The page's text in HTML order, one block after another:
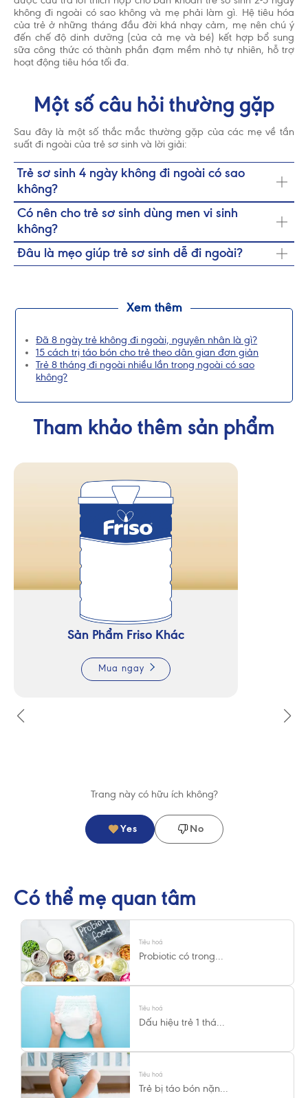
không đi ngoài có sao không và mẹ phải làm gì. Hệ tiêu hóa
của trẻ ở những tháng đầu đời khá nhạy cảm, mẹ nên chú ý
đến chế độ dinh dưỡng (của cả mẹ và bé) kết hợp bổ sung
sữa công thức có thành phần đạm mềm nhỏ tự nhiên, hỗ trợ
hoạt động tiêu hóa tối đa.
Một số câu hỏi thường gặp
Sau đây là một số thắc mắc thường gặp của các mẹ về tần
suất đi ngoài của trẻ sơ sinh và lời giải:
Trẻ sơ sinh 4 ngày không đi ngoài có sao
không?
Nếu trẻ sinh đã 4 ngày không đi ngoài nhưng bụng không
bị căng cứng, vẫn tăng cân và ăn ngủ tốt thì mẹ nên theo
dõi thêm. Ngược lại, nếu bé có kèm theo sốt, bỏ bú, khóc
nhiều,... thì mẹ nên đưa bé đến bác sĩ để được thăm khám.
Có nên cho trẻ sơ sinh dùng men vi sinh
không?
Mẹ không nên tự ý cho trẻ sơ sinh dùng men vi sinh khi con
ít đi ngoài. Thay vào đó, mẹ nên đưa bé đến gặp bác và
chỉ cho con dùng thuốc hoặc thực phẩm chức năng được
Đâu là mẹo giúp trẻ sơ sinh dễ đi ngoài?
Nếu trẻ hơn 1 tháng tuổi 4 ngày không đi ngoài, mẹ có thể
và massage bụng để giúp trẻ dễ đi ngoài hơn.
Xem thêm
Đã 8 ngày trẻ không đi ngoài, nguyên nhân là gì?
15 cách trị táo bón cho trẻ theo dân gian đơn giản
Trẻ 8 tháng đi ngoài nhiều lần trong ngoài có sao
không?
Tham khảo thêm sản phẩm
Sản Phẩm Friso Khác
Mua ngay
Trang này có hữu ích không?
Yes No
Có thể mẹ quan tâm
Tiêu hoá
Probiotic có trong...
Tiêu hoá
Dấu hiệu trẻ 1 thá...
Tiêu hoá
Trẻ bị táo bón nặn...